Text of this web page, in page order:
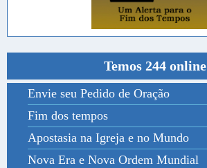
Temos 244 online
Envie seu Pedido de Oração
Fim dos tempos
Apostasia na Igreja e no Mundo
Nova Era e Nova Ordem Mundial